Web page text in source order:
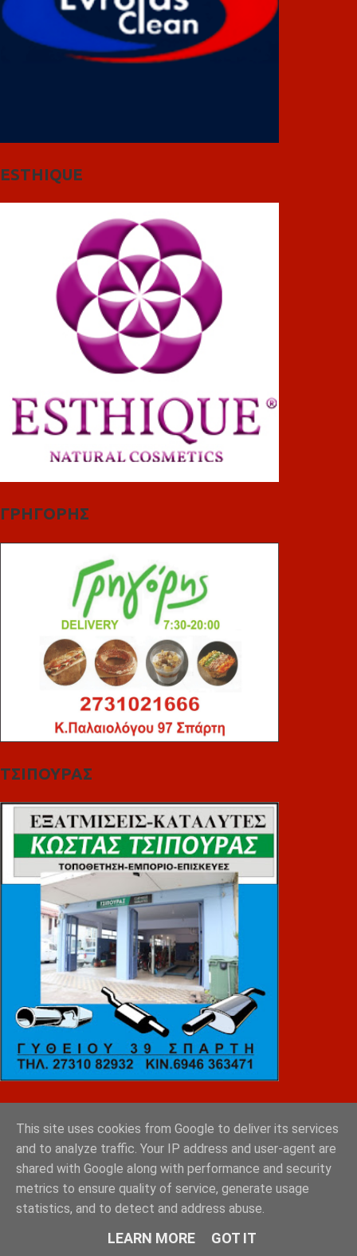
ESTHIQUE
ΓΡΗΓΟΡΗΣ
ΤΣΙΠΟΥΡΑΣ
This site uses cookies from Google to deliver its services
and to analyze traffic. Your IP address and user-agent are
shared with Google along with performance and security
metrics to ensure quality of service, generate usage
statistics, and to detect and address abuse.
LEARN MORE GOT IT